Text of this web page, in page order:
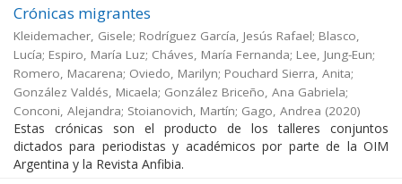
Crónicas migrantes
Kleidemacher, Gisele; Rodríguez García, Jesús Rafael; Blasco,
Lucía; Espiro, María Luz; Cháves, María Fernanda; Lee, Jung-Eun;
Romero, Macarena; Oviedo, Marilyn; Pouchard Sierra, Anita;
González Valdés, Micaela; González Briceño, Ana Gabriela;
Conconi, Alejandra; Stoianovich, Martín; Gago, Andrea (2020)
Estas crónicas son el producto de los talleres conjuntos
dictados para periodistas y académicos por parte de la OIM
Argentina y la Revista Anfibia.